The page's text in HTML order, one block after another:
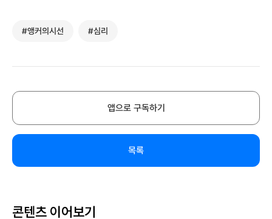
#앵커의시선 #심리
앱으로 구독하기
목록
콘텐츠 이어보기